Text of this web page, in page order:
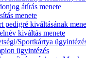
átírás menete
menete
pedigré kiváltásának
kiváltás menete
Sportkártya
ügyintézés